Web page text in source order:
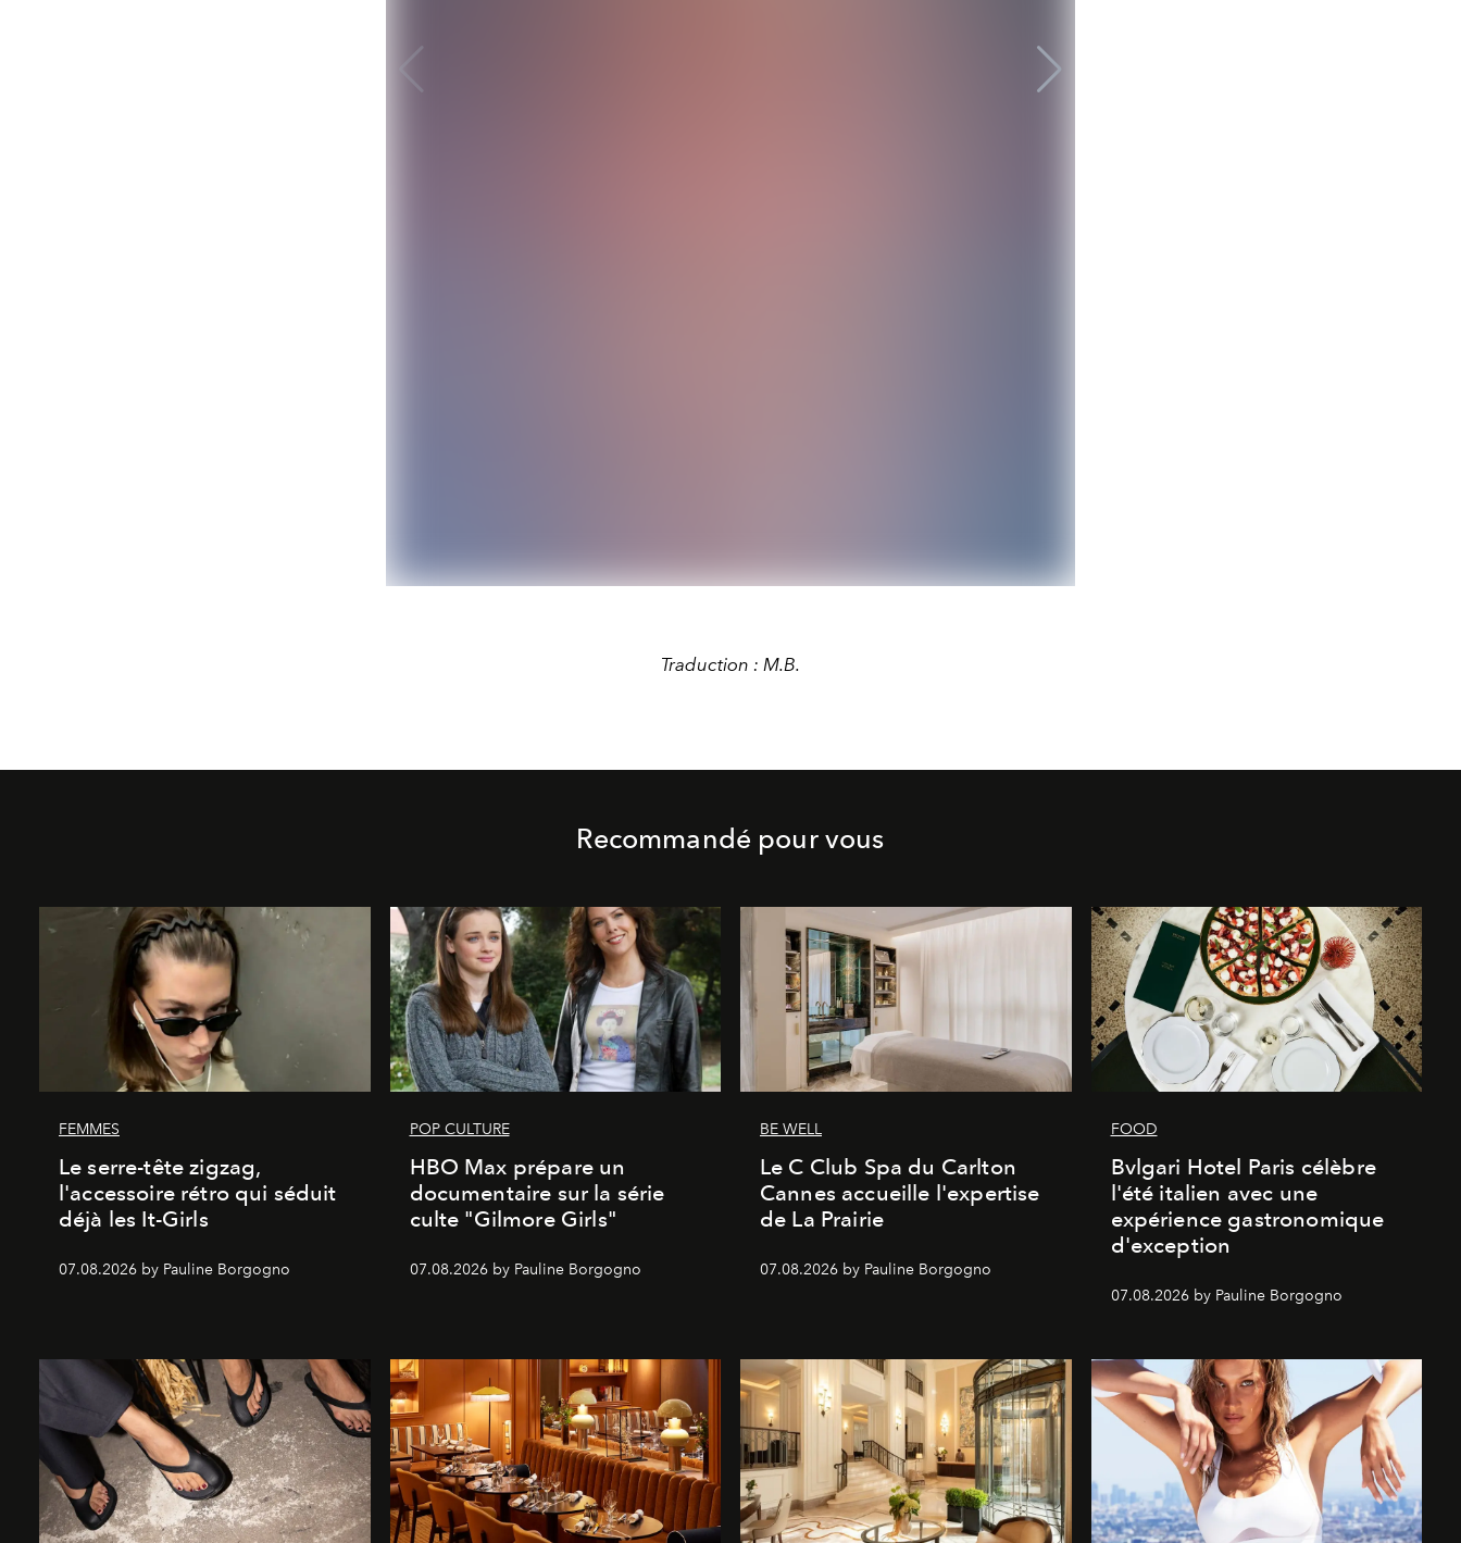
Traduction : M.B.
Recommandé pour vous
FEMMES
Le serre-tête zigzag,
l'accessoire rétro qui séduit
déjà les It-Girls
07.08.2026 by Pauline Borgogno
POP CULTURE
HBO Max prépare un
documentaire sur la série
culte "Gilmore Girls"
07.08.2026 by Pauline Borgogno
BE WELL
Le C Club Spa du Carlton
Cannes accueille l'expertise
de La Prairie
07.08.2026 by Pauline Borgogno
FOOD
Bvlgari Hotel Paris célèbre
l'été italien avec une
expérience gastronomique
d'exception
07.08.2026 by Pauline Borgogno